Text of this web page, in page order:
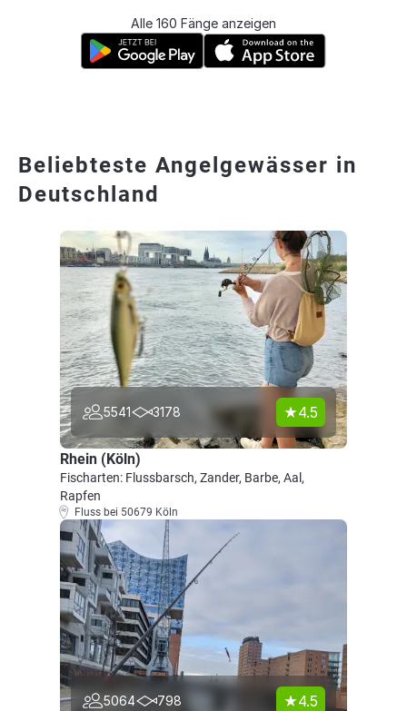
Alle 160 Fänge anzeigen
Beliebteste Angelgewässer in
Deutschland
5541 3178 4.5
Rhein (Köln)
Fischarten: Flussbarsch, Zander, Barbe, Aal,
Rapfen
Fluss bei 50679 Köln
5064 798 4.5